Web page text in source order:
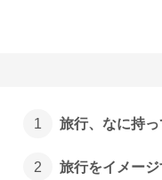
旅行、なに持っ
旅行をイメージ